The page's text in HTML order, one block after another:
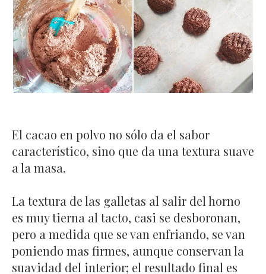
El cacao en polvo no sólo da el sabor
característico, sino que da una textura suave
a la masa.
La textura de las galletas al salir del horno
es muy tierna al tacto, casi se desboronan,
pero a medida que se van enfriando, se van
poniendo mas firmes, aunque conservan la
suavidad del interior; el resultado final es